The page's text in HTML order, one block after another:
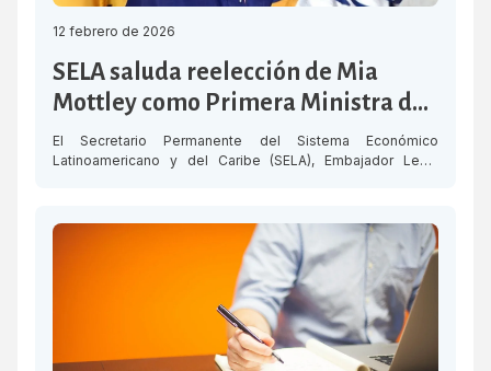
12 febrero de 2026
SELA saluda reelección de Mia
Mottley como Primera Ministra de
Barbados
El Secretario Permanente del Sistema Económico
Latinoamericano y del Caribe (SELA), Embajador Lesly
este miércoles, consolidando un tercer mandato
consecutivo. El Partido Laborista de Barbados (BLP) ganó
este miércoles los 30 escaños del Parlamento, al igual que